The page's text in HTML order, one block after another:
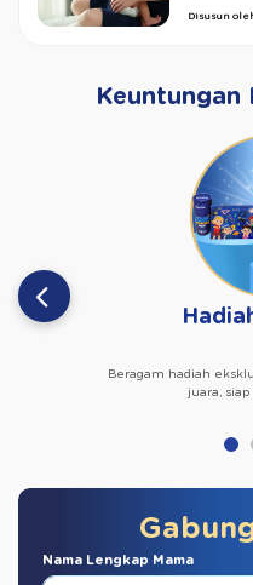
Disusun
Beragam hadiah
juara,
Nama Lengkap Mama